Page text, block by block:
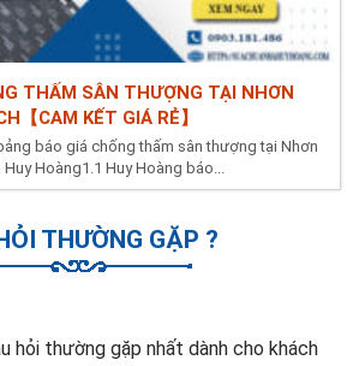
THẤM SÂN THƯỢNG TẠI NHƠN
【CAM KẾT GIÁ RẺ】
báo giá chống thấm sân thượng tại Nhơn
Hoàng1.1 Huy Hoàng báo...
THƯỜNG GẶP ?
hỏi thường gặp nhất dành cho khách